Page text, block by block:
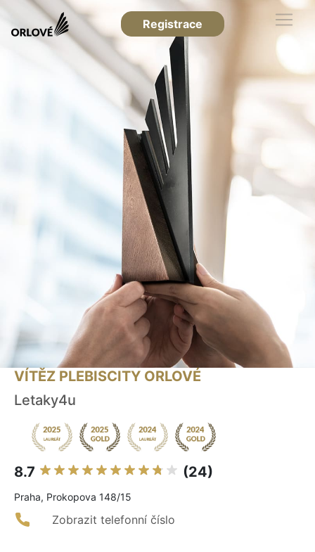
Registrace
VÍTĚZ PLEBISCITY ORLOVÉ
Letaky4u
8.7 (24)
Praha, Prokopova 148/15
Zobrazit telefonní číslo